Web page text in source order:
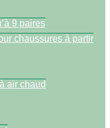
9 paires
chaussures à partir
air chaud